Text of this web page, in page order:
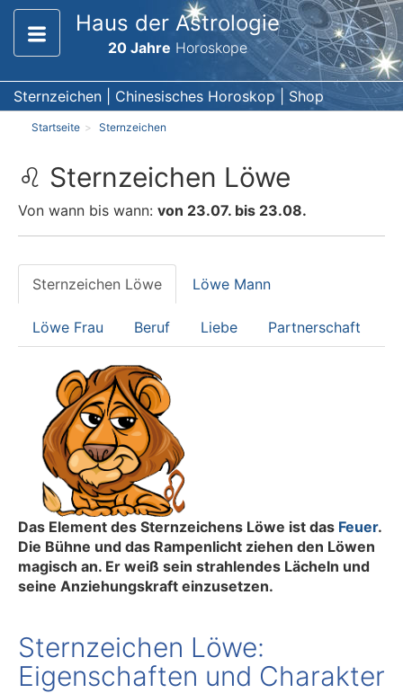
Haus der Astrologie
20 Jahre Horoskope
Sternzeichen Chinesisches Horoskop Shop
Startseite Sternzeichen
♌ Sternzeichen Löwe
Von wann bis wann: von 23.07. bis 23.08.
Sternzeichen Löwe Löwe Mann
Löwe Frau Beruf Liebe Partnerschaft
Das Element des Sternzeichens Löwe ist das Feuer.
Die Bühne und das Rampenlicht ziehen den Löwen
magisch an. Er weiß sein strahlendes Lächeln und
seine Anziehungskraft einzusetzen.
Sternzeichen Löwe:
Eigenschaften und Charakter